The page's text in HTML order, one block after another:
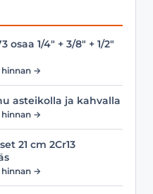
osaa 1/4" + 3/8" + 1/2"
hinnan →
asteikolla ja kahvalla
hinnan →
21 cm 2Cr13
hinnan →